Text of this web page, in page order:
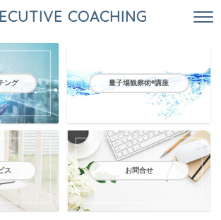
COACHING
ング 量子場観察術®️講座
ス お問合せ